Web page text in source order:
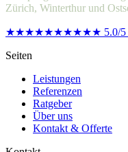
Zürich, Winterthur und
★★★★★★★★★★ 5.0/
Seiten
Leistungen
Referenzen
Ratgeber
Über uns
Kontakt & Offerte